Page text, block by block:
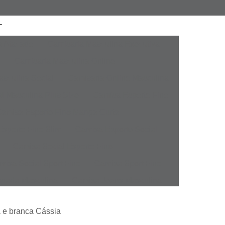
Camisa Masculina Manga Longa
e branca Cássia